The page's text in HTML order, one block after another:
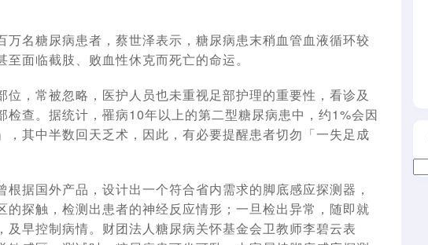
万名糖尿病患者，蔡世泽表示，糖尿病患末稍血管血液循环较
面临截肢、败血性休克而死亡的命运。
位，常被忽略，医护人员也未重视足部护理的重要性，看诊及
检查。据统计，罹病10年以上的第二型糖尿病患中，约1%会因
，其中半数回天乏术，因此，有必要提醒患者切勿「一失足成
根据国外产品，设计出一个符合省内需求的脚底感应探测器，
的探触，检测出患者的神经反应情形；一旦检出异常，随即就
及早控制病情。财团法人糖尿病关怀基金会卫教师李碧云表
搜